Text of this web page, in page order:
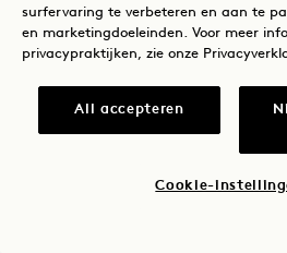
vrienden. Met 16
meer dan 40 flessen en
barassortiment de gedurfde
Brooklyn, naast opvallende
wereld. Heb je trek? Wij
huisgemaakte snacks en
surfervaring te verbeteren en aan te
en marketingdoeleinden. Voor meer
privacypraktijken, zie onze
All accepteren
Cookie-